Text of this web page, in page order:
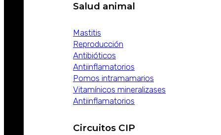
Salud animal
Mastitis
Reproducción
Antibióticos
Antiinflamatorios
Pomos intramamarios
Vitamínicos mineralizases
Antiinflamatorios
Circuitos CIP